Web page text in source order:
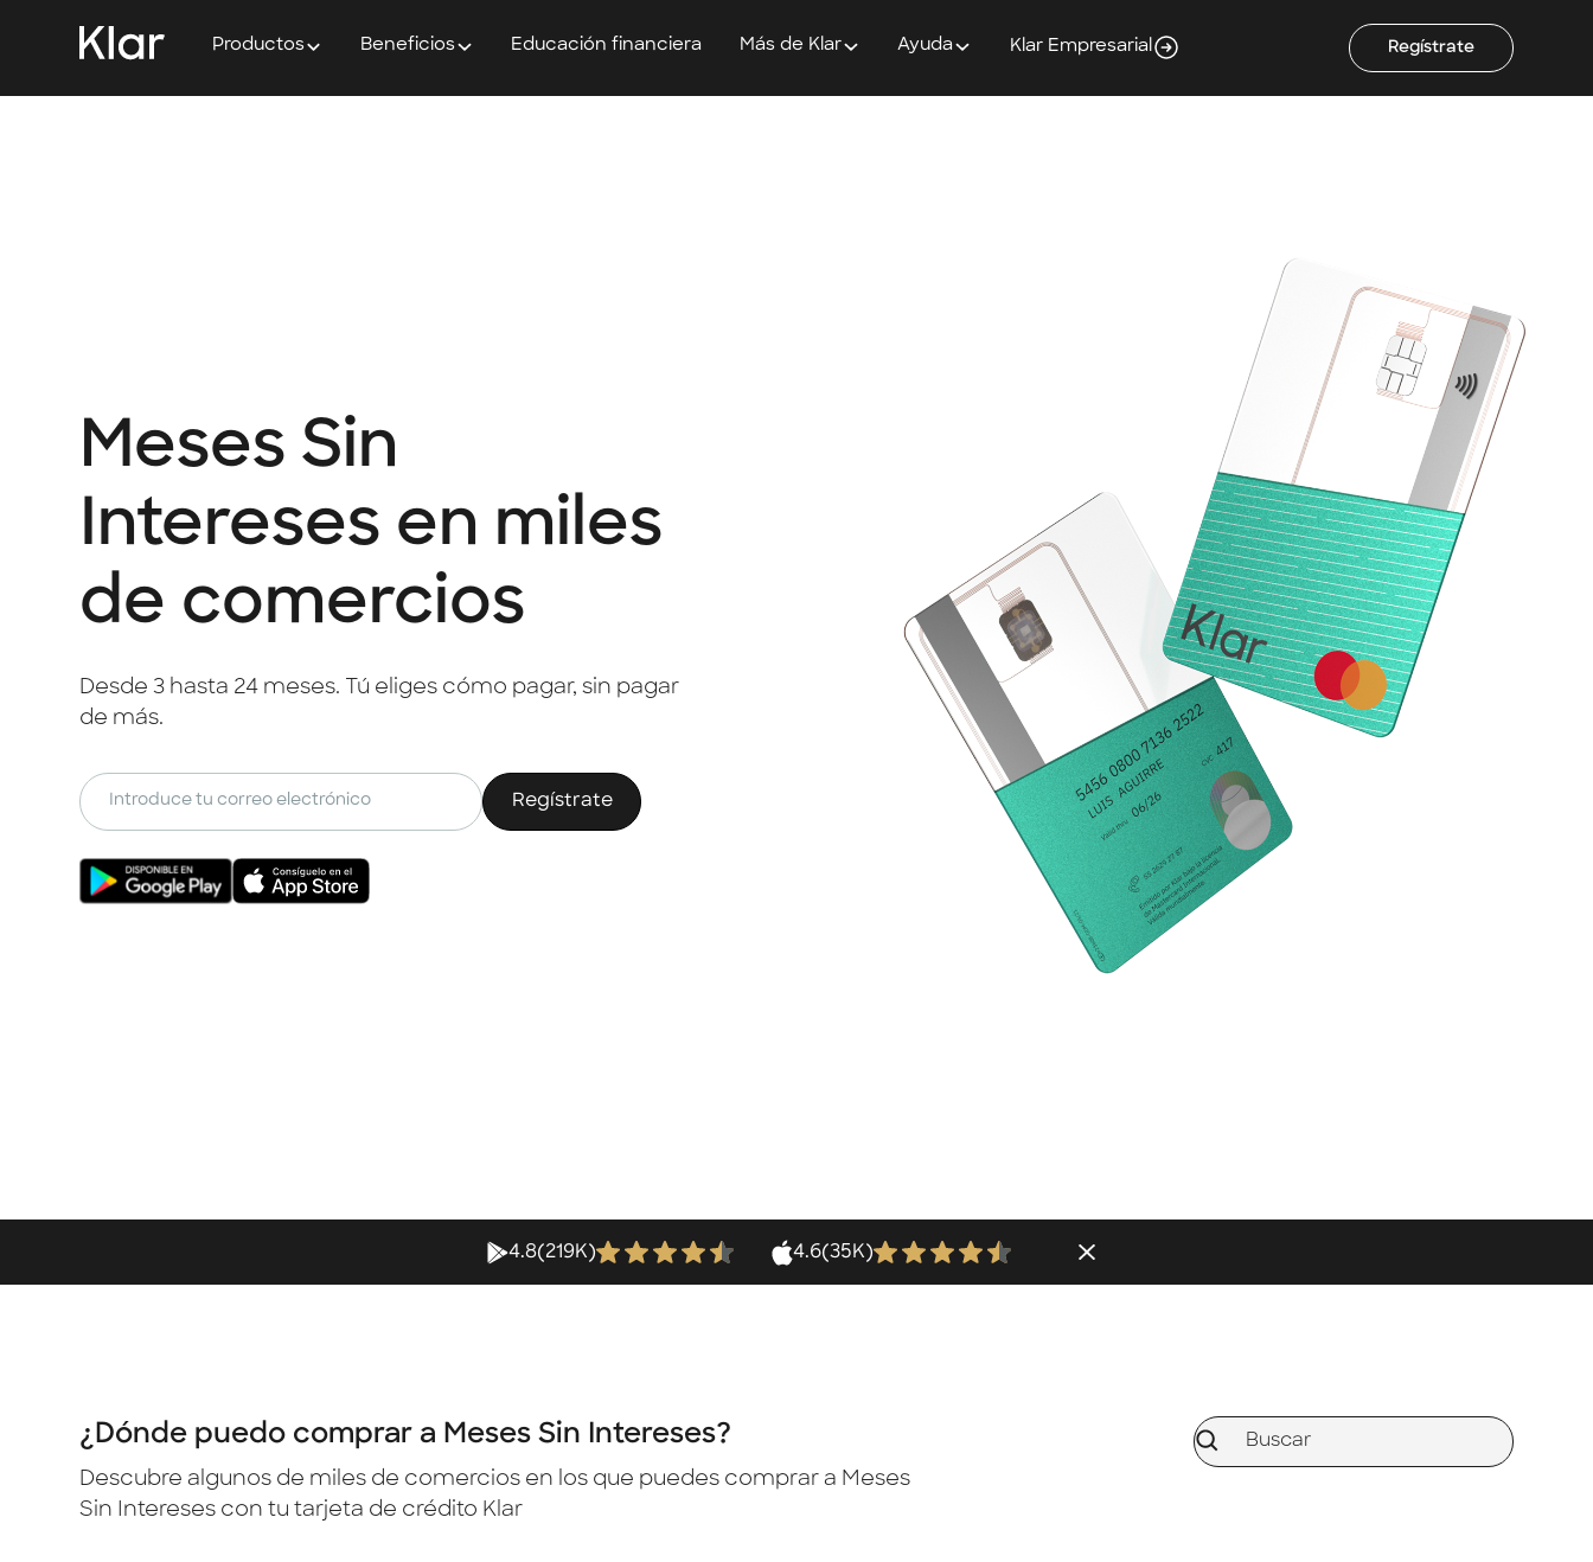
Productos Beneficios Educación financiera Más de Klar Ayuda Klar Empresarial Regístrate
Meses Sin
Intereses en miles
de comercios
Desde 3 hasta 24 meses. Tú eliges cómo pagar, sin pagar
de más.
4.8(219K) 4.6(35K)
¿Dónde puedo comprar a Meses Sin Intereses?
Descubre algunos de miles de comercios en los que puedes comprar a Meses
Sin Intereses con tu tarjeta de crédito Klar